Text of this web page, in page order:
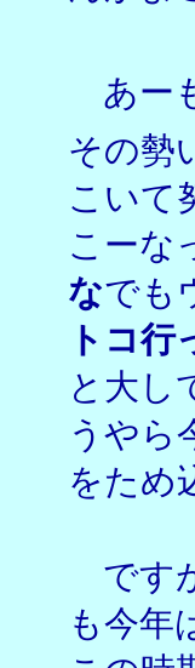
あー
その勢
こいて
こーな
なでも
トコ行
と大し
うやら
をため
です
も今年